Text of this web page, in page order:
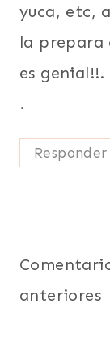
yuca, etc,
la prepara
es genial!!.
.
Responder
de
anteriores